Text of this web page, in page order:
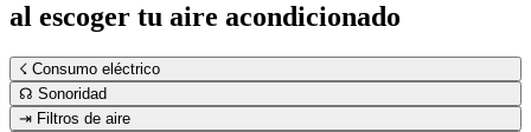
al escoger tu aire acondicionado
☇ Consumo eléctrico
☊ Sonoridad
⇥ Filtros de aire